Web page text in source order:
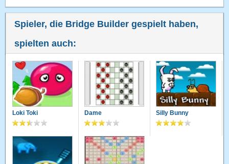
Spieler, die Bridge Builder gespielt haben,
spielten auch:
Loki Toki Dame Silly Bunny